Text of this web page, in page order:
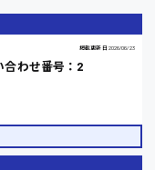
掲載更新日 2026/06/23
合わせ番号：2